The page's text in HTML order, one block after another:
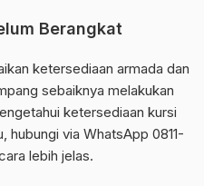
Berangkat
ketersediaan armada dan
sebaiknya melakukan
ketersediaan kursi
hubungi via WhatsApp 0811-
lebih jelas.